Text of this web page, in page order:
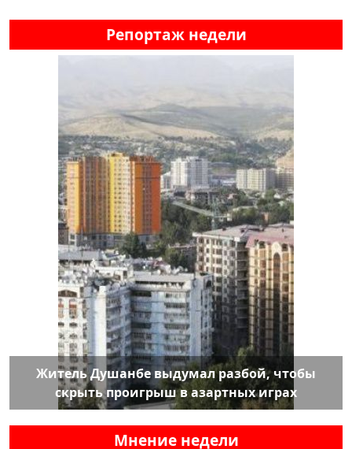
Репортаж недели
Житель Душанбе выдумал разбой, чтобы
скрыть проигрыш в азартных играх
Мнение недели